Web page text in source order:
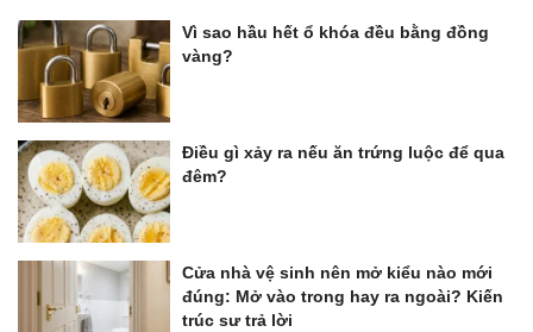
Vì sao hầu hết ổ khóa đều bằng đồng
vàng?
Điều gì xảy ra nếu ăn trứng luộc để qua
đêm?
Cửa nhà vệ sinh nên mở kiểu nào mới
đúng: Mở vào trong hay ra ngoài? Kiến
trúc sư trả lời